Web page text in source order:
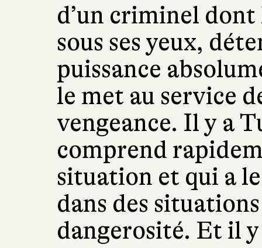
d’un criminel dont
sous ses yeux,
puissance
le met au service
vengeance. Il y a
comprend
situation et qui a
dans des
dangerosité. Et il